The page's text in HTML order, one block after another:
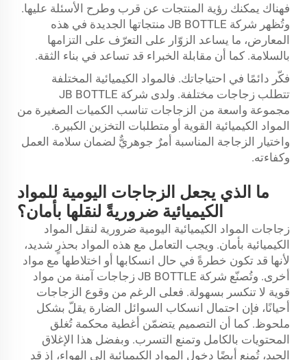
فهناك يمكنك رؤية المنتجات عن قرب وطرح الأسئلة عليها.
وتُظهر شركة JB BOTTLE منتجاتها الجديدة في هذه
المعارض، ما يساعد الزوّار على التعرّف على التزامها
بالسلامة. كما أن مقابلة الخبراء قد تساعد في بناء الثقة.
فكّر دائمًا في احتياجاتك. فالمواد الكيميائية المختلفة
تتطلب زجاجات مختلفة. ولدى شركة JB BOTTLE
مجموعة واسعة من الزجاجات تناسب الكميات الصغيرة من
المواد الكيميائية القوية أو متطلبات التخزين الكبيرة.
واختيار الزجاجة المناسبة أمرٌ جوهريٌّ لضمان سلامة العمل
وكفاءته.
ما الذي يجعل الزجاجات اليومية للمواد
الكيميائية ضروريةً لنقلها بأمان؟
زجاجات المواد الكيميائية اليومية ضرورية لنقل المواد
الكيميائية بأمان. ويجب التعامل مع هذه المواد بحذرٍ شديد،
لأنها قد تكون خطرةً في حال انسكابها أو اختلاطها مع مواد
أخرى. وتُصنّع شركة JB BOTTLE زجاجات آمنة من مواد
قوية لا تنكسر بسهولة. فعلى الرغم من وقوع الزجاجات
أحيانًا، فإن احتمال انسكاب السوائل الضارة يقلّ بشكل
ملحوظ. كما أن التصميم يتضمّن أغطية محكمة تُغلق
المحتويات بالكامل وتمنع التسرب. وبفضل هذا الإغلاق
الجيد، تُمنع أيضًا دخول المواد الكيميائية إلى الهواء، إذ قد